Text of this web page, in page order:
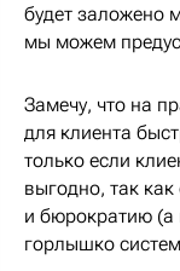
будет заложено
мы можем
Замечу, что на
для клиента
только если
выгодно, так
и бюрократию
горлышко